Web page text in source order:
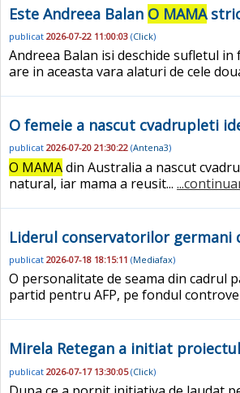
Este Andreea Balan O MAMA
publicat 2026-07-22 11:00:03 (Click)
Andreea Balan isi deschide sufletul
are in aceasta vara alaturi de cele
O femeie a nascut cvadrupleti
publicat 2026-07-20 21:30:22 (Antena3)
O MAMAdin Australia a nascut
natural, iar mama a reusit...
Liderul conservatorilor germani
publicat 2026-07-18 18:15:11 (Mediafax)
O personalitate de seama din cadrul
partid pentru AFP, pe fondul
Mirela Retegan a initiat
publicat 2026-07-17 13:30:05(Click)